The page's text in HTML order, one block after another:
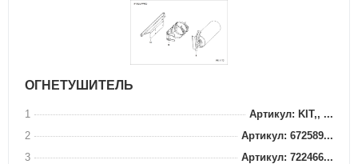
ОГНЕТУШИТЕЛЬ
1
Артикул: KIT,, ...
2
Артикул: 672589...
3
Артикул: 722466...